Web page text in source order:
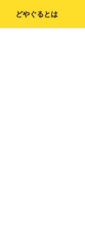
どやぐるとは